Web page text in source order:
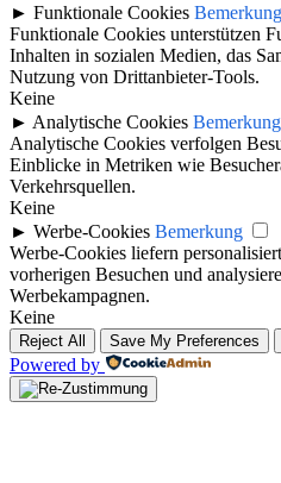
► Funktionale Cookies Bemerkung
Funktionale Cookies unterstützen
Inhalten in sozialen Medien, das
Nutzung von Drittanbieter-Tools.
Keine
► Analytische Cookies Bemerkung
Analytische Cookies verfolgen
Einblicke in Metriken wie
Verkehrsquellen.
Keine
► Werbe-Cookies Bemerkung
Werbe-Cookies liefern
vorherigen Besuchen und
Werbekampagnen.
Keine
Reject All Save My Preferences
Powered by